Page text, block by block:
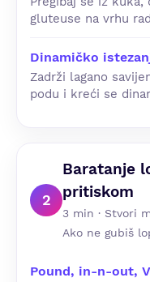
gluteuse na vrhu
Dinamičko
Zadrži lagano
podu i kreći se
2
Baratanje
pritiskom
3 min · Stvori
Ako ne gubiš
Pound, in-n-out,